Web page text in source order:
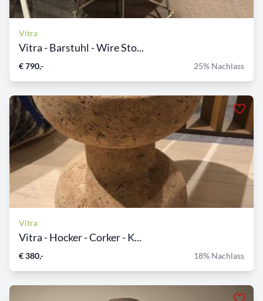
Vitra
Vitra - Barstuhl - Wire Sto...
€ 790,- 25% Nachlass
Vitra
Vitra - Hocker - Corker - K...
€ 380,- 18% Nachlass